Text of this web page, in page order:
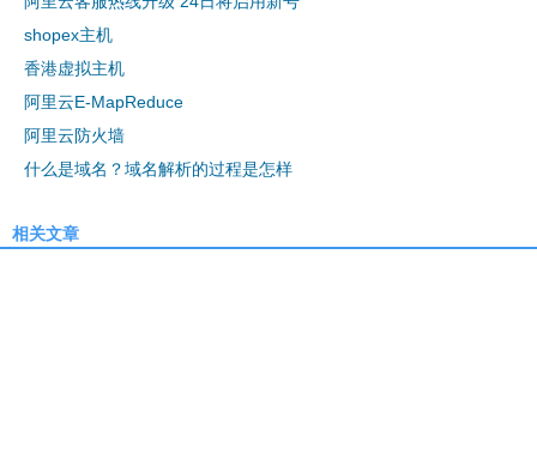
shopex主机
香港虚拟主机
阿里云E-MapReduce
阿里云防火墙
什么是域名？域名解析的过程是怎样
相关文章